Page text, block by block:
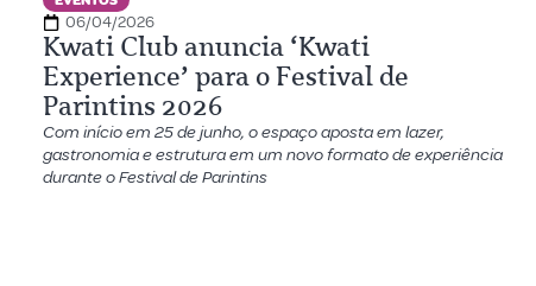
06/04/2026
Kwati Club anuncia ‘Kwati
Experience’ para o Festival de
Parintins 2026
Com início em 25 de junho, o espaço aposta em lazer,
gastronomia e estrutura em um novo formato de experiência
durante o Festival de Parintins